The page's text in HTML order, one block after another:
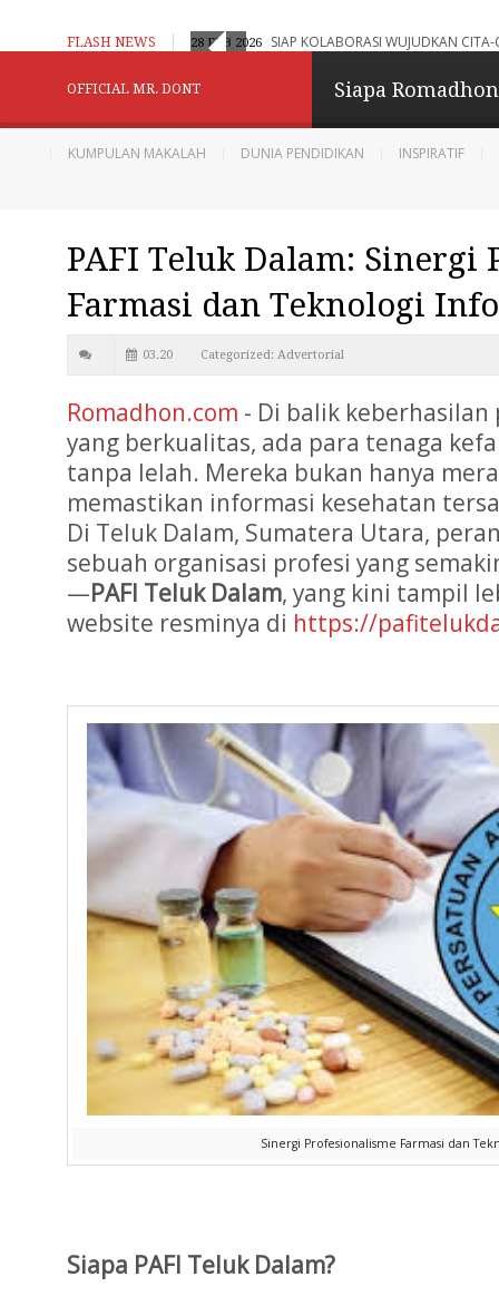
FLASH NEWS
Adaptif, Humanistik dan Berbasis Digital
28 FEB 2026 SIAP KOLABORASI WUJUDKAN
Konselor Kita -
Menginspirasi
Berbagi dan Menginpirasi
Diberdayakan oleh
OFFICIAL MR. DONT Siapa
KUMPULAN MAKALAH DUNIA PENDIDIKAN INSPIRATIF
PAFI Teluk Dalam: Sinergi
Farmasi dan Teknologi
03.20 Categorized: Advertorial
Romadhon.com - Di balik
yang berkualitas, ada para tenaga
tanpa lelah. Mereka bukan hanya
memastikan informasi kesehatan
Di Teluk Dalam, Sumatera Utara,
sebuah organisasi profesi yang
—PAFI Teluk Dalam, yang kini tampil
website resminya di https://
Sinergi Profesionalisme Farmasi dan
Siapa PAFI Teluk Dalam?